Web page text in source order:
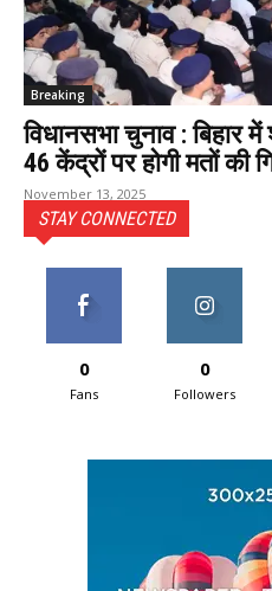
Breaking
विधानसभा चुनाव : बिहार
46 केंद्रों पर होगी मतों की
November 13, 2025
STAY CONNECTED
0
Fans
0
Followers